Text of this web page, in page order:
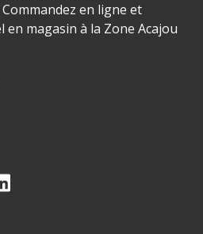
en ligne et
magasin à la Zone Acajou